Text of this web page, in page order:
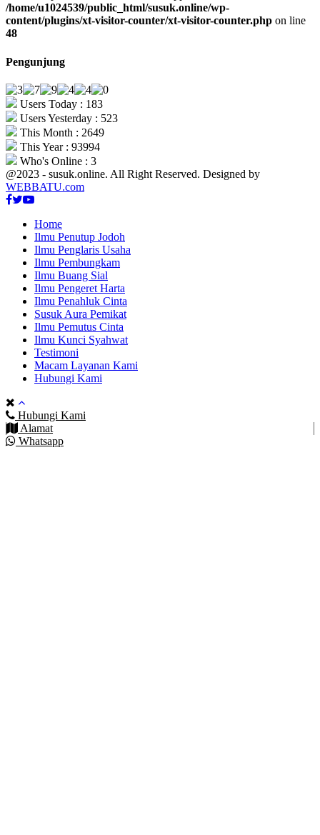
/home/u1024539/public_html/susuk.online/wp-
content/plugins/xt-visitor-counter/xt-visitor-counter.php on line
48
Pengunjung
Users Today : 183
Users Yesterday : 523
This Month : 2649
This Year : 93994
Who's Online : 3
@2023 - susuk.online. All Right Reserved. Designed by
WEBBATU.com
Facebook
Twitter
Youtube
Home
Ilmu Penutup Jodoh
Ilmu Penglaris Usaha
Ilmu Pembungkam
Ilmu Buang Sial
Ilmu Pengeret Harta
Ilmu Penahluk Cinta
Susuk Aura Pemikat
Ilmu Pemutus Cinta
Ilmu Kunci Syahwat
Testimoni
Macam Layanan Kami
Hubungi Kami
Hubungi Kami
Alamat
Whatsapp